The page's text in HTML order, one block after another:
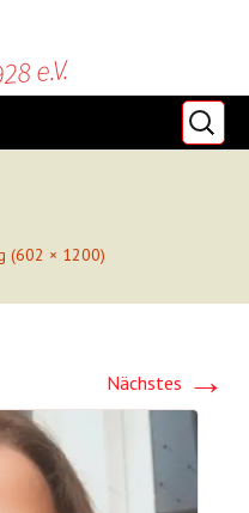
e.V.
Suchen
nach:
(602 × 1200)
Nächstes →